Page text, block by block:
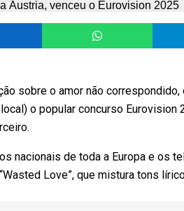
sobre o amor não
o popular concurso Eurovision
nacionais de toda a Europa e os
Love”, que mistura tons